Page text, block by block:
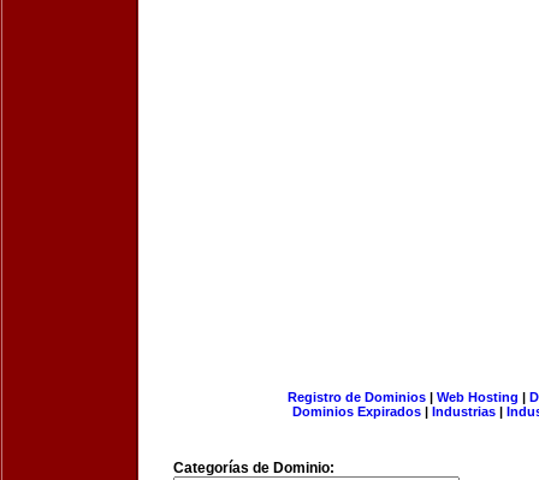
Registro de Dominios| Web Hosting |
Dominios Expirados | Industrias |
Categorías de Dominio: